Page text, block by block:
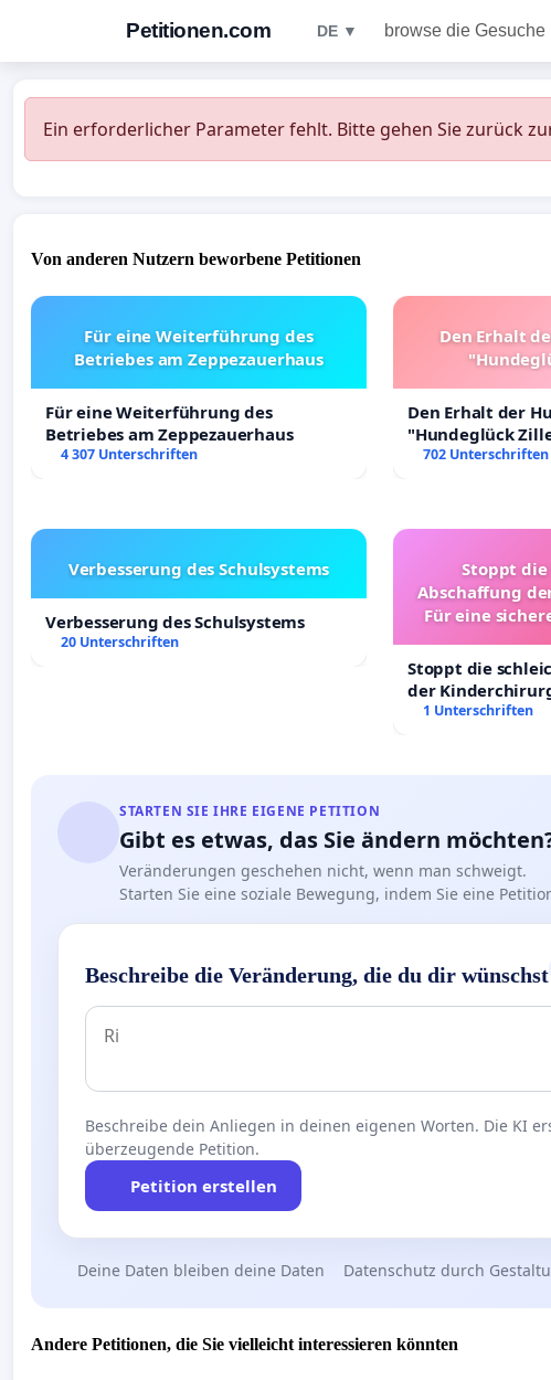
Petitionen.com DE ▼ browse die Gesuche
Ein erforderlicher Parameter fehlt. Bitte gehen Sie zurück
Von anderen Nutzern beworbene Petitionen
Für eine Weiterführung des
Betriebes am Zeppezauerhaus
Für eine Weiterführung des
Betriebes am Zeppezauerhaus
4 307 Unterschriften
Den Erhalt
Den Erhalt der
"Hundeglück
702 Unterschriften
Verbesserung des Schulsystems
Verbesserung des Schulsystems
20 Unterschriften
Stoppt
Abschaffung
Für eine
Stoppt die
der
sichere
1 Unterschriften
STARTEN SIE IHRE EIGENE PETITION
Gibt es etwas, das Sie ändern
Veränderungen geschehen nicht, wenn man schweigt.
Starten Sie eine soziale Bewegung, indem Sie eine
Beschreibe die Veränderung, die du dir wünschst
Beschreibe dein Anliegen in deinen eigenen Worten. Die KI
überzeugende Petition.
Petition erstellen
Deine Daten bleiben deine Daten Datenschutz durch
Andere Petitionen, die Sie vielleicht interessieren könnten